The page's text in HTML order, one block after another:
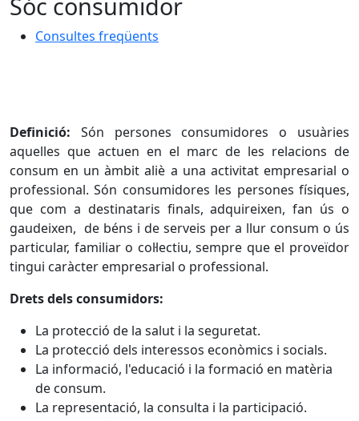
Consultes freqüents
Definició: Són persones consumidores o usuàries
aquelles que actuen en el marc de les relacions de
consum en un àmbit aliè a una activitat empresarial o
professional. Són consumidores les persones físiques,
que com a destinataris finals, adquireixen, fan ús o
gaudeixen, de béns i de serveis per a llur consum o ús
particular, familiar o col·lectiu, sempre que el proveïdor
tingui caràcter empresarial o professional.
Drets dels consumidors:
La protecció de la salut i la seguretat.
La protecció dels interessos econòmics i socials.
La informació, l'educació i la formació en matèria
de consum.
La representació, la consulta i la participació.